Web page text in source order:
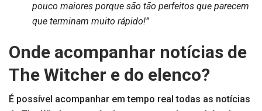
pouco maiores porque são tão perfeitos que parecem
que terminam muito rápido!”
Onde acompanhar notícias de
The Witcher e do elenco?
É possível acompanhar em tempo real todas as notícias